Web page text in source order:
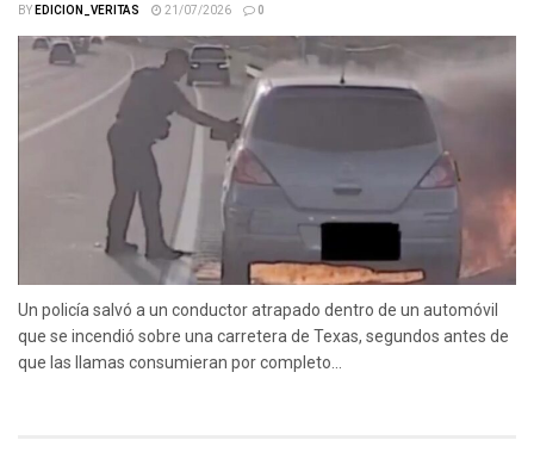
BYEDICION_VERITAS 21/07/2026 0
Un policía salvó a un conductor atrapado dentro de un automóvil
que se incendió sobre una carretera de Texas, segundos antes de
que las llamas consumieran por completo...